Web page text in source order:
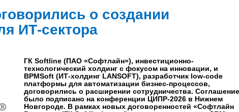
о создании
ИТ-сектора
ГК Softline (ПАО «Софтлайн»), инвестиционно-
технологический холдинг с фокусом на инновации, и
BPMSoft (ИТ-холдинг LANSOFT), разработчик low-code
платформы для автоматизации бизнес-процессов,
договорились о расширении сотрудничества. Соглашение
было подписано на конференции ЦИПР-2026 в Нижнем
Новгороде. В рамках новых договоренностей «Софтлайн